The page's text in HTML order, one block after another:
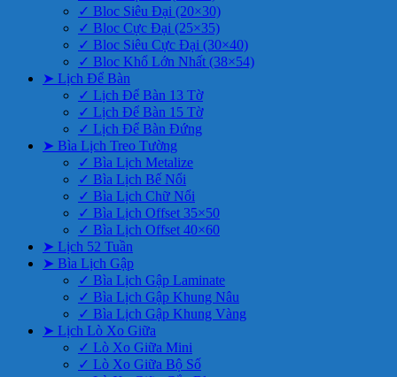
✓ Bloc Siêu Đại (20×30)
✓ Bloc Cực Đại (25×35)
✓ Bloc Siêu Cực Đại (30×40)
✓ Bloc Khổ Lớn Nhất (38×54)
➤ Lịch Để Bàn
✓ Lịch Để Bàn 13 Tờ
✓ Lịch Để Bàn 15 Tờ
✓ Lịch Để Bàn Đứng
➤ Bìa Lịch Treo Tường
✓ Bìa Lịch Metalize
✓ Bìa Lịch Bế Nổi
✓ Bìa Lịch Chữ Nổi
✓ Bìa Lịch Offset 35×50
✓ Bìa Lịch Offset 40×60
➤ Lịch 52 Tuần
➤ Bìa Lịch Gập
✓ Bìa Lịch Gập Laminate
✓ Bìa Lịch Gập Khung Nâu
✓ Bìa Lịch Gập Khung Vàng
➤ Lịch Lò Xo Giữa
✓ Lò Xo Giữa Mini
✓ Lò Xo Giữa Bộ Số